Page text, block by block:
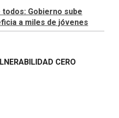
todos: Gobierno sube
a miles de jóvenes
CERO